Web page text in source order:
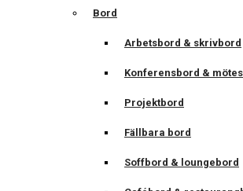
Bord
Arbetsbord & skrivbord
Konferensbord &
Projektbord
Fällbara bord
Soffbord & loungebord